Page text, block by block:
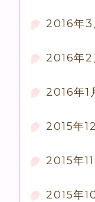
2016年3
2016年2
2016年1
2015年
2015年11
2015年